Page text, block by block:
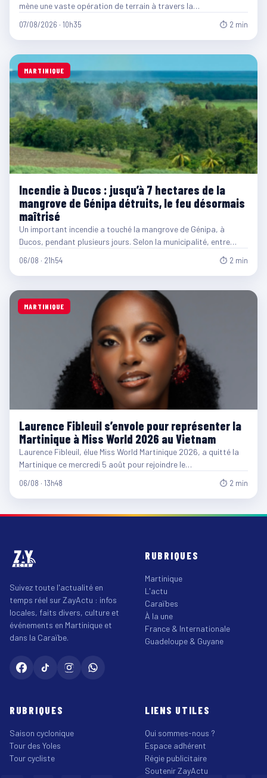
mène une vaste opération de terrain à travers la…
07/08/2026 · 10h35 ⏱ 2 min
MARTINIQUE
Incendie à Ducos : jusqu’à 7 hectares de la
mangrove de Génipa détruits, le feu désormais
maîtrisé
Un important incendie a touché la mangrove de Génipa, à
Ducos, pendant plusieurs jours. Selon la municipalité, entre…
06/08 · 21h54 ⏱ 2 min
MARTINIQUE
Laurence Fibleuil s’envole pour représenter la
Martinique à Miss World 2026 au Vietnam
Laurence Fibleuil, élue Miss World Martinique 2026, a quitté la
Martinique ce mercredi 5 août pour rejoindre le…
06/08 · 13h48 ⏱ 2 min
Suivez toute l'actualité en
temps réel sur ZayActu : infos
locales, faits divers, culture et
événements en Martinique et
dans la Caraïbe.
RUBRIQUES
Martinique
L'actu
Caraïbes
À la une
France & Internationale
Guadeloupe & Guyane
RUBRIQUES
Saison cyclonique
Tour des Yoles
Tour cycliste
LIENS UTILES
Qui sommes-nous ?
Espace adhérent
Régie publicitaire
Soutenir ZayActu